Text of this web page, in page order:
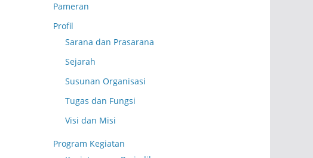
Pameran
Profil
Sarana dan Prasarana
Sejarah
Susunan Organisasi
Tugas dan Fungsi
Visi dan Misi
Program Kegiatan